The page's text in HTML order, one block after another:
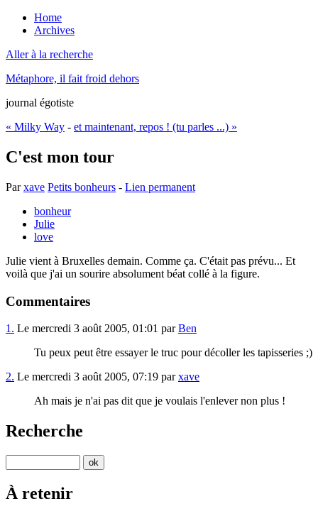
Home
Archives
Aller à la recherche
Métaphore, il fait froid dehors
journal égotiste
« Milky Way - et maintenant, repos ! (tu parles ...) »
C'est mon tour
Parxave Petits bonheurs - Lien permanent
bonheur
Julie
love
Julie vient à Bruxelles demain. Comme ça. C'était pas prévu... Et
voilà que j'ai un sourire absolument béat collé à la figure.
Commentaires
1. Le mercredi 3 août 2005, 01:01 parBen
Tu peux peut être essayer le truc pour décoller les tapisseries ;)
2. Le mercredi 3 août 2005, 07:19 parxave
Ah mais je n'ai pas dit que je voulais l'enlever non plus !
Recherche
À retenir